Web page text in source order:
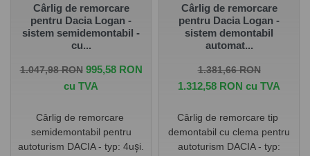
București.
Cârlig de remorcare
pentru Dacia Logan -
sistem semidemontabil -
cu...
Pret de baza
1.047,98 RON Pret
995,58 RON
cu TVA
Cârlig de remorcare
semidemontabil pentru
autoturism DACIA - typ: 4uși.
Cârlig de remorcare
pentru Dacia Logan -
sistem demontabil
automat...
Pret de baza
1.381,66 RONPret
1.312,58 RON cu TVA
Cârlig de remorcare tip
demontabil cu clema pentru
autoturism DACIA - typ: